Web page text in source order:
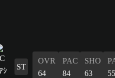
ST
OVR
64
PAC
84
SHO
63
55